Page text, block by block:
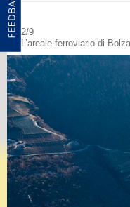
2/9
L’areale ferroviario di